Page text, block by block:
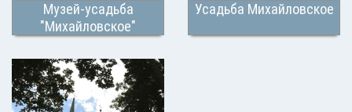
Музей-усадьба
"Михайловское"
Усадьба Михайловское